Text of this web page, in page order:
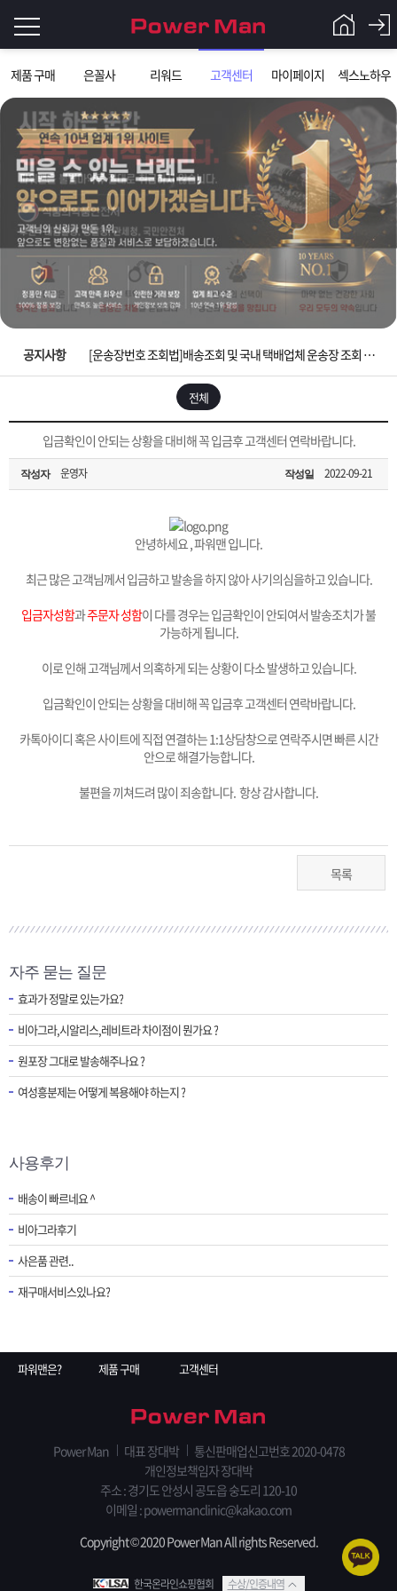
제품 구매 은꼴사 리워드 고객센터 마이페이지 섹스노하우
그
인
이
필
요
니
로
Q&A
파
워
맨
제
품
은
노
객
마
공지사항
입금확인이 안되는 상황을 대비해 꼭 입금후 고객센터 연락바랍니다.
[2026구정 연휴]설 연휴 배송 및 휴무 안내
[운송장번호 조회법]배송조회 및 국내 택배업체 운송장 조회 하는법
[ios앱 오픈]아이폰 고객 앱설치 가능합니다.
[무인택배함 이용 안내] 집 밖에 주소로 택배 받기
입금확인이 안되는 상황을 대비해 꼭 입금후 고객센터 연락바랍니다.
[2026구정 연휴]설 연휴 배송 및 휴무 안내
전체
입금확인이 안되는 상황을 대비해 꼭 입금후 고객센터 연락바랍니다.
작성자 운영자 작성일 2022-09-21
안녕하세요 , 파워맨 입니다.
최근 많은 고객님께서 입금하고 발송을 하지 않아 사기의심을하고 있습니다.
입금자성함과주문자 성함이 다를 경우는 입금확인이 안되여서 발송조치가 불
가능하게 됩니다.
이로 인해 고객님께서 의혹하게 되는 상황이 다소 발생하고 있습니다.
입금확인이 안되는 상황을 대비해 꼭 입금후 고객센터 연락바랍니다.
카톡아이디 혹은 사이트에 직접 연결하는 1:1상담창으로 연락주시면 빠른 시간
안으로 해결가능합니다.
불편을 끼쳐드려 많이 죄송합니다. 항상 감사합니다.
목록
자주 묻는 질문
효과가 정말로 있는가요?
비아그라,시알리스,레비트라 차이점이 뭔가요 ?
원포장 그대로 발송해주나요 ?
여성흥분제는 어떻게 복용해야 하는지 ?
사용후기
배송이 빠르네요 ^
비아그라후기
사은품 관련..
재구매서비스있나요?
파워맨은? 제품 구매 고객센터
Power Man 대표 장대박
통신판매업신고번호 2020-0478
개인정보책임자 장대박
주소 : 경기도 안성시 공도읍 숭도리 120-10
이메일 : powermanclinic@kakao.com
Copyright © 2020 Power Man All rights Reserved.
한국온라인쇼핑협회 수상/인증내역